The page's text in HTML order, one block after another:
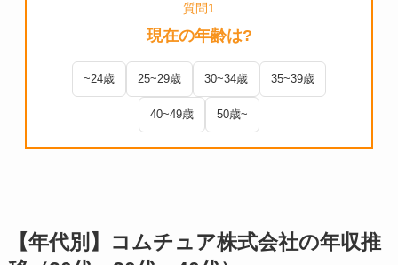
質問1
現在の年齢は?
~24歳 25~29歳 30~34歳 35~39歳
40~49歳 50歳~
【年代別】コムチュア株式会社の年収推